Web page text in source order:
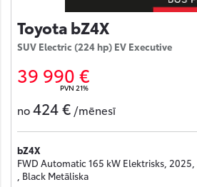
Toyota bZ4X
SUV Electric (224 hp) EV Executive
39 990 €
PVN 21%
no424 € /mēnesī
bZ4X
FWD Automatic 165 kW Elektrisks,
, Black Metāliska